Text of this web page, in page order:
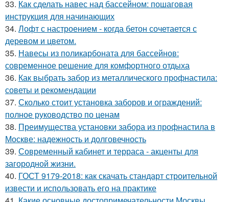
33. Как сделать навес над бассейном: пошаговая
инструкция для начинающих
34. Лофт с настроением - когда бетон сочетается с
деревом и цветом.
35. Навесы из поликарбоната для бассейнов:
современное решение для комфортного отдыха
36. Как выбрать забор из металлического профнастила:
советы и рекомендации
37. Сколько стоит установка заборов и ограждений:
полное руководство по ценам
38. Преимущества установки забора из профнастила в
Москве: надежность и долговечность
39. Современный кабинет и терраса - акценты для
загородной жизни.
40. ГОСТ 9179-2018: как скачать стандарт строительной
извести и использовать его на практике